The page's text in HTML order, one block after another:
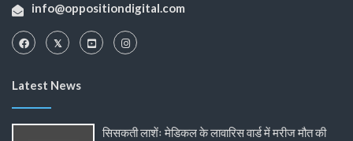
info@oppositiondigital.com
Latest News
सिसकती लाशेंः मेडिकल के लावारिस वार्ड में मरीज मौत की